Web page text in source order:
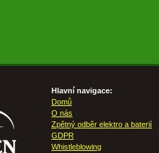
Hlavní navigace:
Domů
O nás
Zpětný odběr elektro a baterií
GDPR
Whistleblowing